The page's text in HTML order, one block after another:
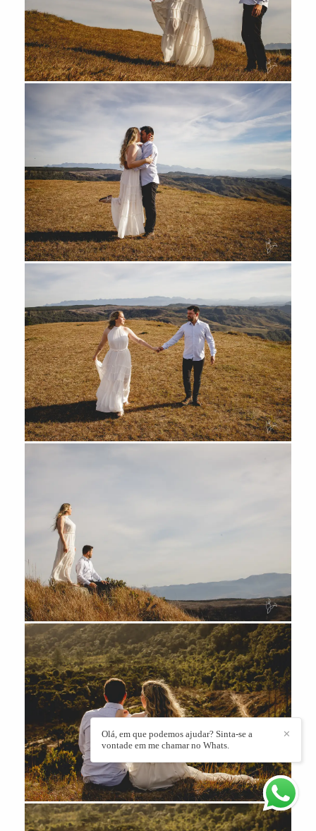
✕
Olá, em que podemos ajudar? Sinta-se a
vontade em me chamar no Whats.